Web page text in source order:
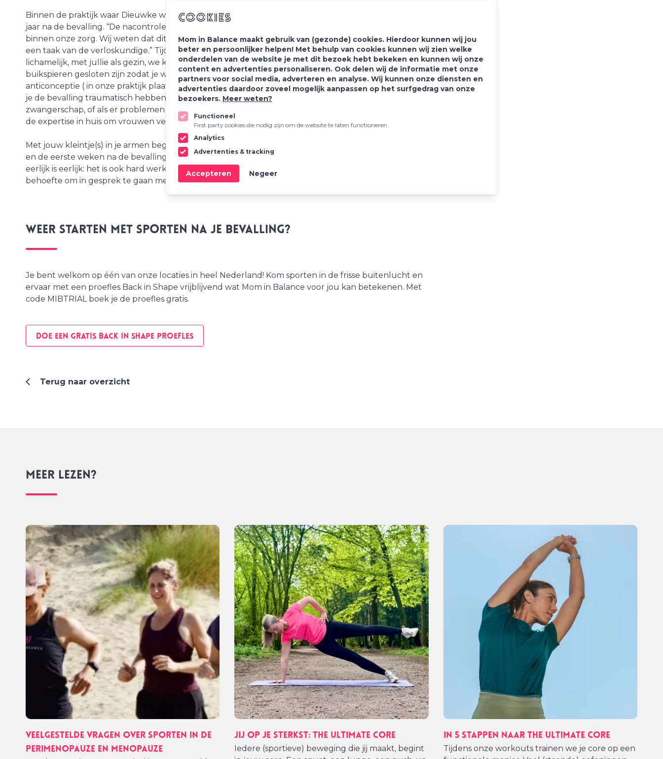
Cookies
Mom in Balance maakt gebruik van (gezonde) cookies. Hierdoor kunnen wij jou
beter en persoonlijker helpen! Met behulp van cookies kunnen wij zien welke
onderdelen van de website je met dit bezoek hebt bekeken en kunnen wij onze
content en advertenties personaliseren. Ook delen wij de informatie met onze
partners voor social media, adverteren en analyse. Wij kunnen onze diensten en
advertenties daardoor zoveel mogelijk aanpassen op het surfgedrag van onze
bezoekers. Meer weten?
Functioneel
First party cookies die nodig zijn om de website te laten functioneren.
Analytics
Advertenties & tracking
Accepteren Negeer
Binnen de praktijk waar Dieuwke werkzaam is wordt zorg geboden voor de zwangerschap t/m het 1e
jaar na de bevalling. “De nacontrole 6 weken na de bevalling is dan ook een essentieel onderdeel
binnen onze zorg. Wij weten dat dit niet door iedere praktijk wordt aangeboden, maar het is absoluut
een taak van de verloskundige.” Tijdens de nacontrole kijken we samen naar je herstel: hoe gaat het
lichamelijk, met jullie als gezin, we kunnen naar de genezing van de hechtingen kijken, voelen of de
buikspieren gesloten zijn zodat je weer weet of je kunt starten met sporten. Maar we praten ook over
anticonceptie ( in onze praktijk plaatsen wij zelf de spiralen vanaf 10 weken na de bevalling), en mocht
je de bevalling traumatisch hebben ervaren dan kunnen wij je hierbij begeleiden voor een volgende
zwangerschap, of als er problemen zijn binnen de relatie op het gebied van seksualiteit. Wij hebben
de expertise in huis om vrouwen verder te helpen in de toekomst.”
Met jouw kleintje(s) in je armen begin je aan een nieuw hoofdstuk in je leven. Vooral de kraamweek
en de eerste weken na de bevalling kan je veel druk en emotie ervaren. Hoe prachtig het kan zijn,
eerlijk is eerlijk: het is ook hard werken én wennen aan een nieuwe (gezins-)samenstelling. Voel je
behoefte om in gesprek te gaan met jouw verloskundige? Dit gesprek mag je altijd aanvragen.
Weer starten met sporten na je bevalling?
Je bent welkom op één van onze locaties in heel Nederland! Kom sporten in de frisse buitenlucht en
ervaar met een proefles Back in Shape vrijblijvend wat Mom in Balance voor jou kan betekenen. Met
code MIBTRIAL boek je de proefles gratis.
DOE EEN GRATIS BACK IN SHAPE PROEFLES
Terug naar overzicht
Meer lezen?
Veelgestelde vragen over sporten in de
perimenopauze en menopauze
Jij op je sterkst: The Ultimate Core
Iedere (sportieve) beweging die jij maakt, begint
In 5 stappen naar The Ultimate Core
Tijdens onze workouts trainen we je core op een